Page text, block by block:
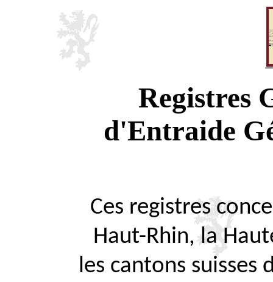
Registres
d'Entraide
Ces registres
Haut-Rhin, la
les cantons suisses